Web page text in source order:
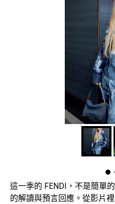
這一季的 FENDI，不是簡單
的解讀與預言回應。從影片